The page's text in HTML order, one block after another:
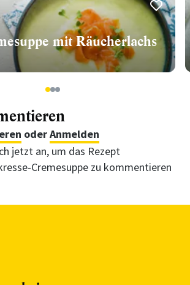
mit Räucherlachs
123
oderAnmelden
jetzt an, um das Rezept
Cremesuppe zu kommentieren